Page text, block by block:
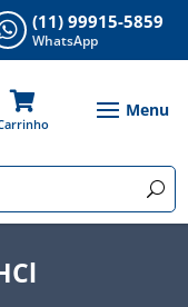
(11) 99915-5859
WhatsApp
